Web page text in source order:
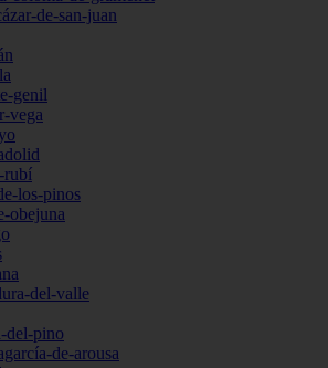
de-san-juan
genil
vega
rubí
los-pinos
obejuna
del-valle
del-pino
de-arousa